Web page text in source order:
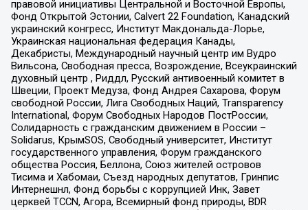
правовой инициативы Центральной и Восточной Европы,
Фонд Открытой Эстонии, Calvert 22 Foundation, Канадский
украинский конгресс, Институт Макдональда-Лорье,
Украинская национальная федерация Канады,
Декабристы, Международный научный центр им Вудро
Вильсона, Свободная пресса, Возрождение, Всеукраинский
духовный центр , Риддл, Русский антивоенный комитет в
Швеции, Проект Медуза, Фонд Андрея Сахарова, Форум
свободной России, Лига Свободных Наций, Transparеncy
International, Форум Свободных Народов ПостРоссии,
Солидарность с гражданским движением в России –
Solidarus, КрымSOS, Свободный университет, Институт
государственного управления, Форум гражданского
общества Россия, Беллона, Союз жителей островов
Тисима и Хабомаи, Съезд народных депутатов, Гринпис
Интернешнл, Фонд борьбы с коррупцией Инк, Завет
церквей TCCN, Агора, Всемирный фонд природы, BDR